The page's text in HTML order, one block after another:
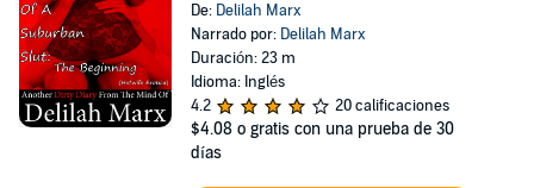
De: Delilah Marx
Narrado por: Delilah Marx
Duración: 23 m
Idioma: Inglés
4.2
20 calificaciones
$4.08 o gratis con una prueba de 30
días